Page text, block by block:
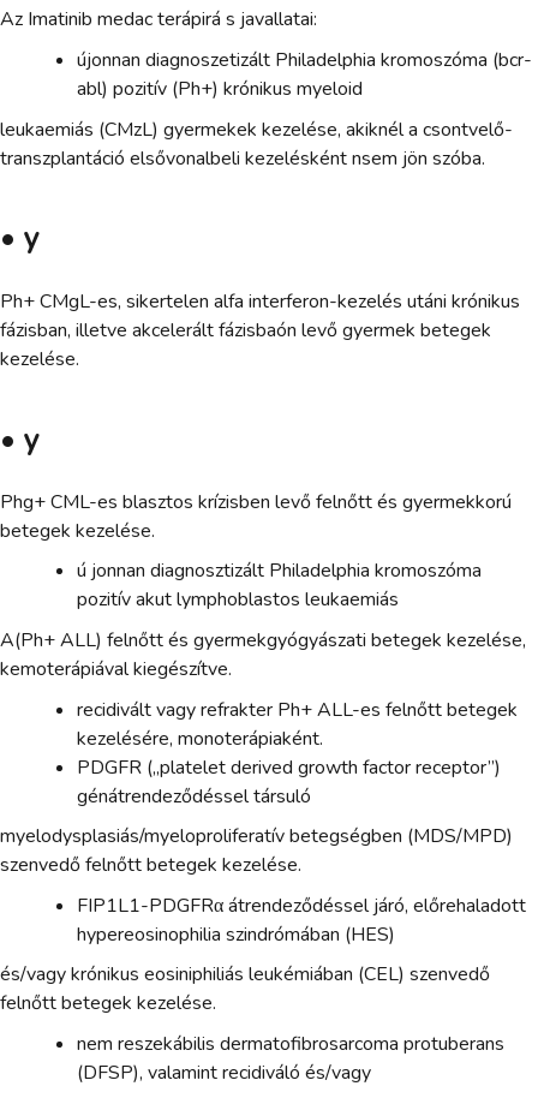
Az Imatinib medac terápirá s javallatai:
újonnan diagnoszetizált Philadelphia kromoszóma (bcr-
abl) pozitív (Ph+) krónikus myeloid
leukaemiás (CMzL) gyermekek kezelése, akiknél a csontvelő-
transzplantáció elsővonalbeli kezelésként nsem jön szóba.
• y
Ph+ CMgL-es, sikertelen alfa interferon-kezelés utáni krónikus
fázisban, illetve akcelerált fázisbaón levő gyermek betegek
kezelése.
• y
Phg+ CML-es blasztos krízisben levő felnőtt és gyermekkorú
betegek kezelése.
ú jonnan diagnosztizált Philadelphia kromoszóma
pozitív akut lymphoblastos leukaemiás
A(Ph+ ALL) felnőtt és gyermekgyógyászati betegek kezelése,
kemoterápiával kiegészítve.
recidivált vagy refrakter Ph+ ALL-es felnőtt betegek
kezelésére, monoterápiaként.
PDGFR („platelet derived growth factor receptor”)
génátrendeződéssel társuló
myelodysplasiás/myeloproliferatív betegségben (MDS/MPD)
szenvedő felnőtt betegek kezelése.
FIP1L1-PDGFRα átrendeződéssel járó, előrehaladott
hypereosinophilia szindrómában (HES)
és/vagy krónikus eosiniphiliás leukémiában (CEL) szenvedő
felnőtt betegek kezelése.
nem reszekábilis dermatofibrosarcoma protuberans
(DFSP), valamint recidiváló és/vagy